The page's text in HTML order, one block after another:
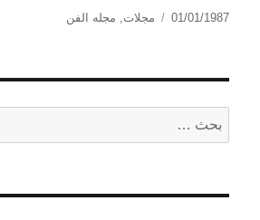
نُشرت
01/01/1987 التصنيفات
مجلات, مجله الفن
عن: